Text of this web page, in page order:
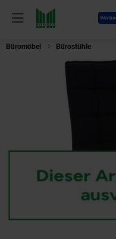
Menü
Büromöbel Bürostühle